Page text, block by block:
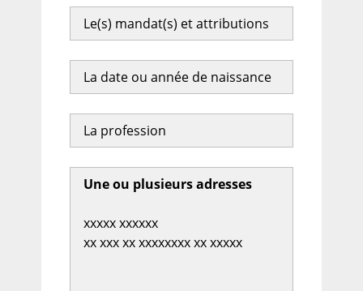
Le(s) mandat(s) et attributions
La date ou année de naissance
La profession
Une ou plusieurs adresses
xxxxx xxxxxx
xx xxx xx xxxxxxxx xx xxxxx